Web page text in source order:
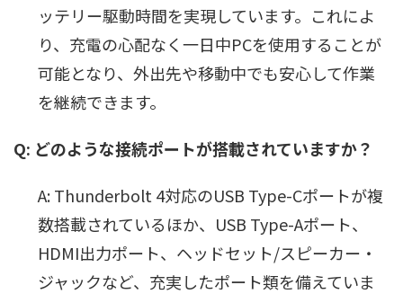
ッテリー駆動時間を実現しています。これによ
り、充電の心配なく一日中PCを使用することが
可能となり、外出先や移動中でも安心して作業
を継続できます。
Q: どのような接続ポートが搭載されていますか？
A: Thunderbolt 4対応のUSB Type-Cポートが複
数搭載されているほか、USB Type-Aポート、
HDMI出力ポート、ヘッドセット/スピーカー・
ジャックなど、充実したポート類を備えていま